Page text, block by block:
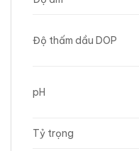
Độ thấm dầu DOP
pH
Tỷ trọng